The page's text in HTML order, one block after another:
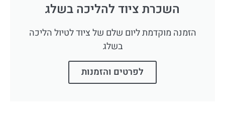
השכרת ציוד להליכה בשלג
הזמנה מוקדמת ליום שלם של ציוד לטיול הליכה
בשלג
לפרטים והזמנות